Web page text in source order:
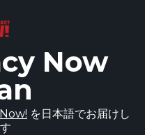
Now
を日本語でお届けし